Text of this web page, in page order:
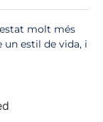
molt més
un estil de vida, i